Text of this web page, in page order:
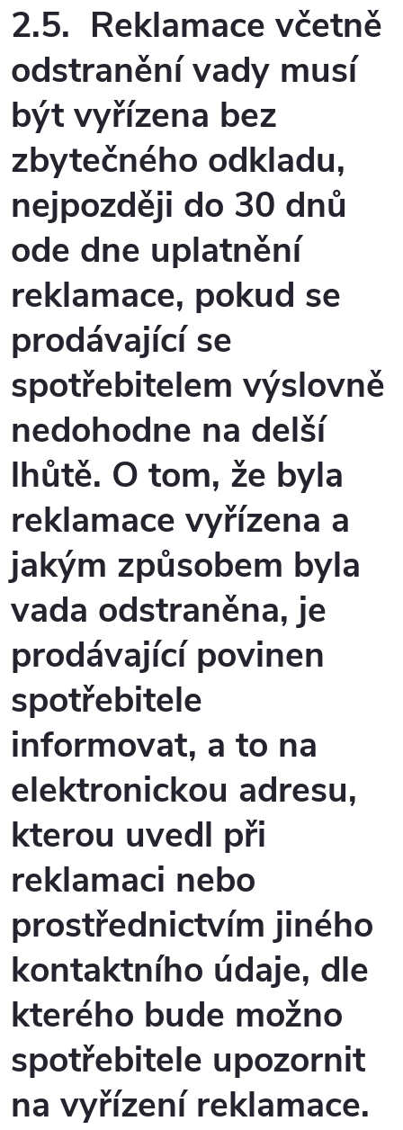
2.5. Reklamace včetně
odstranění vady musí
být vyřízena bez
zbytečného odkladu,
nejpozději do 30 dnů
ode dne uplatnění
reklamace, pokud se
prodávající se
spotřebitelem výslovně
nedohodne na delší
lhůtě. O tom, že byla
reklamace vyřízena a
jakým způsobem byla
vada odstraněna, je
prodávající povinen
spotřebitele
informovat, a to na
elektronickou adresu,
kterou uvedl při
reklamaci nebo
prostřednictvím jiného
kontaktního údaje, dle
kterého bude možno
spotřebitele upozornit
na vyřízení reklamace.